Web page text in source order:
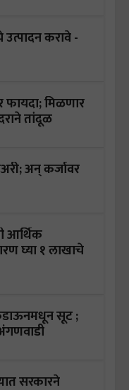
करावे -
मिळणार
दराने तांदूळ
आर्थिक
सूट ;
सरकारने